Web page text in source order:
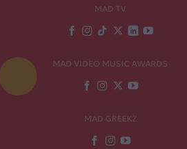
MAD TV
MAD VIDEO MUSIC AWARDS
MAD GREEKZ